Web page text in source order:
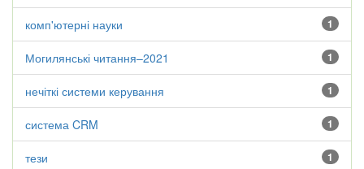
1
комп'ютерні науки
1
Могилянські читання–2021
1
нечіткі системи керування
1
система CRM
1
тези